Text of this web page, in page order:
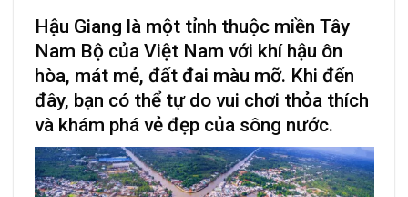
Hậu Giang là một tỉnh thuộc miền Tây
Nam Bộ của Việt Nam với khí hậu ôn
hòa, mát mẻ, đất đai màu mỡ. Khi đến
đây, bạn có thể tự do vui chơi thỏa thích
và khám phá vẻ đẹp của sông nước.